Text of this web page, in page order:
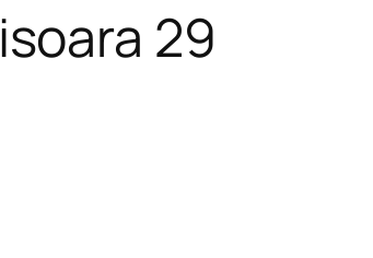
29